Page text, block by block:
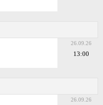
26.09.26
13:00
26.09.26